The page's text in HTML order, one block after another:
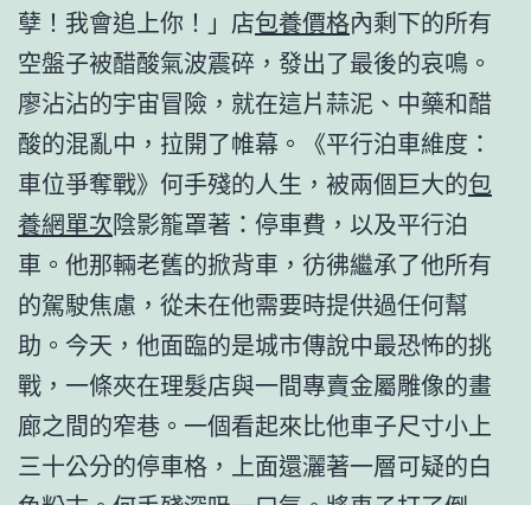
孽！我會追上你！」店包養價格內剩下的所有
空盤子被醋酸氣波震碎，發出了最後的哀鳴。
廖沾沾的宇宙冒險，就在這片蒜泥、中藥和醋
酸的混亂中，拉開了帷幕。《平行泊車維度：
車位爭奪戰》何手殘的人生，被兩個巨大的包
養網單次陰影籠罩著：停車費，以及平行泊
車。他那輛老舊的掀背車，彷彿繼承了他所有
的駕駛焦慮，從未在他需要時提供過任何幫
助。今天，他面臨的是城市傳說中最恐怖的挑
戰，一條夾在理髮店與一間專賣金屬雕像的畫
廊之間的窄巷。一個看起來比他車子尺寸小上
三十公分的停車格，上面還灑著一層可疑的白